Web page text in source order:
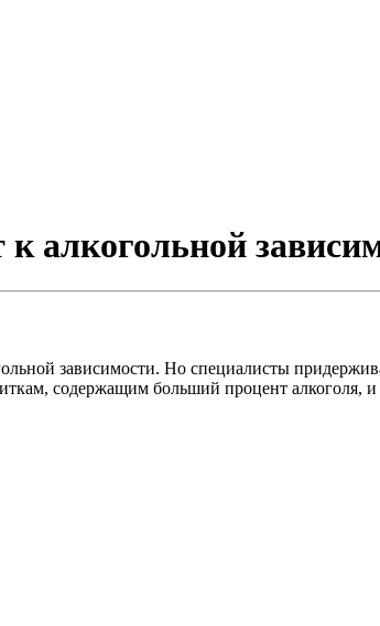
алкогольной
зависимости. Но специалисты
содержащим больший процент алкоголя, и